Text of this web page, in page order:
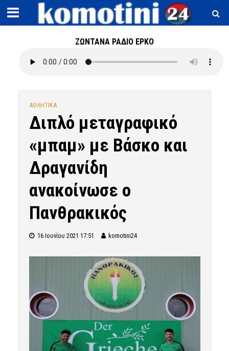
ΖΩΝΤΑΝΑ ΡΑΔΙΟ ΕΡΚΟ
ΑΘΛΗΤΙΚΑ
Διπλό μεταγραφικό
«μπαμ» με Βάσκο και
Δραγανίδη
ανακοίνωσε ο
Πανθρακικός
16 Ιουνίου 2021 17:51 komotini24